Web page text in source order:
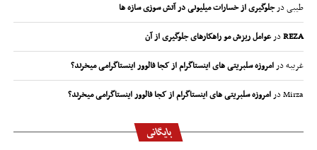
طیبیدرجلوگیری از خسارات میلیونی در آتش سوزی سازه ها
REZAدرعوامل ریزش مو راهکارهای جلوگیری از آن
غریبهدرامروزه سلبریتی های اینستاگرام از کجا فالوور اینستاگرامی میخرند؟
Mirzaدرامروزه سلبریتی های اینستاگرام از کجا فالوور اینستاگرامی میخرند؟
بایگانی